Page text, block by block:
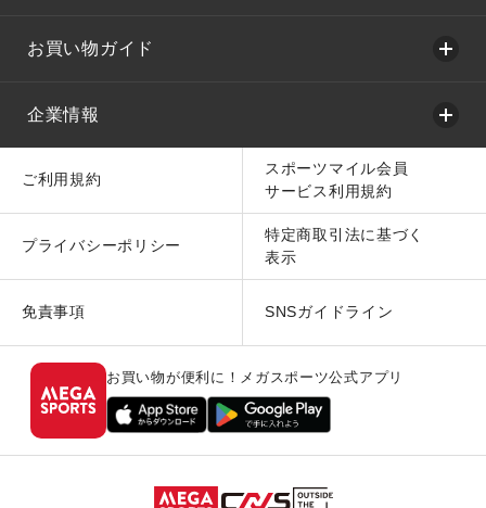
お買い物ガイド
企業情報
ご利用規約
スポーツマイル会員
サービス利用規約
プライバシーポリシー
特定商取引法に基づく
表示
免責事項 SNSガイドライン
お買い物が便利に！メガスポーツ公式アプリ